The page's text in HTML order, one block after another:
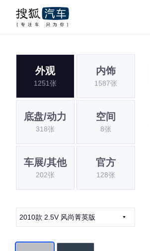
外观
1251张
内饰
1587张
底盘/动力
318张
空间
8张
车展/其他
202张
官方
128张
2010款 2.5V 风尚菁英版